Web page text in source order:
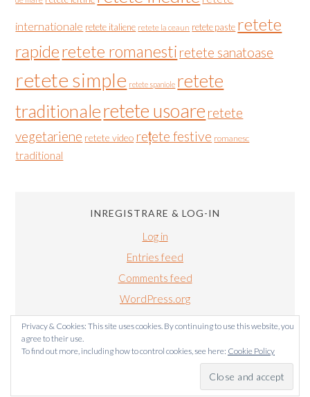
internationale retete italiene retete la ceaun retete paste retete
rapideretete romanesti retete sanatoase
retete simple retete spaniole retete
traditionaleretete usoare retete
vegetariene retete video rețete festive romanesc
traditional
INREGISTRARE & LOG-IN
Log in
Entries feed
Comments feed
WordPress.org
BUCATARIALUIRADU.COM COPYRIGHT © 2011-2024. TOATE
Privacy & Cookies: This site uses cookies. By continuing to use this website, you
agree to their use.
To find out more, including how to control cookies, see here: Cookie Policy